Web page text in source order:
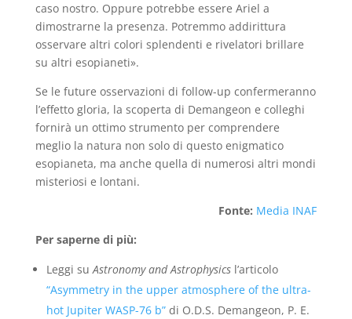
caso nostro. Oppure potrebbe essere Ariel a
dimostrarne la presenza. Potremmo addirittura
osservare altri colori splendenti e rivelatori brillare
su altri esopianeti».
Se le future osservazioni di follow-up confermeranno
l’effetto gloria, la scoperta di Demangeon e colleghi
fornirà un ottimo strumento per comprendere
meglio la natura non solo di questo enigmatico
esopianeta, ma anche quella di numerosi altri mondi
misteriosi e lontani.
Fonte: Media INAF
Per saperne di più:
Leggi suAstronomy and Astrophysics l’articolo
“Asymmetry in the upper atmosphere of the ultra-
hot Jupiter WASP-76 b”di O.D.S. Demangeon, P. E.